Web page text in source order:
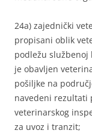
24a) zajednički
propisani oblik
podležu
je obavljen
pošiljke na
navedeni rezultati
veterinarskog
za uvoz i tranzit;